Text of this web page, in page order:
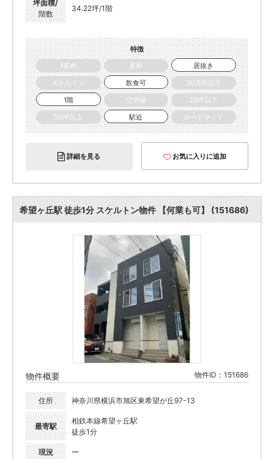
坪面積/
階数
34.22坪/1階
特徴
NEW
更新
居抜き
スケルトン
飲食可
30万円以下
1階
空中階
20坪以下
50坪以上
駅近 ロードサイド
詳細を見る お気に入りに追加
希望ヶ丘駅 徒歩1分 スケルトン物件 【何業も可】 (151686)
物件概要 物件ID：151686
住所 神奈川県横浜市旭区東希望が丘97-13
最寄駅
相鉄本線希望ヶ丘駅
徒歩1分
現況 ー